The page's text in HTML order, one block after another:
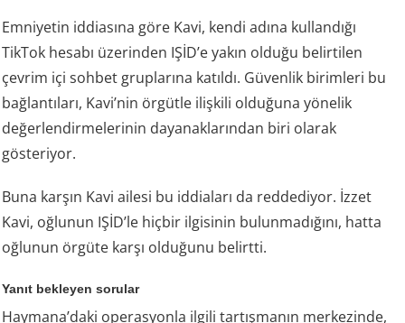
Emniyetin iddiasına göre Kavi, kendi adına kullandığı
TikTok hesabı üzerinden IŞİD’e yakın olduğu belirtilen
çevrim içi sohbet gruplarına katıldı. Güvenlik birimleri bu
bağlantıları, Kavi’nin örgütle ilişkili olduğuna yönelik
değerlendirmelerinin dayanaklarından biri olarak
gösteriyor.
Buna karşın Kavi ailesi bu iddiaları da reddediyor. İzzet
Kavi, oğlunun IŞİD’le hiçbir ilgisinin bulunmadığını, hatta
oğlunun örgüte karşı olduğunu belirtti.
Yanıt bekleyen sorular
Haymana’daki operasyonla ilgili tartışmanın merkezinde,